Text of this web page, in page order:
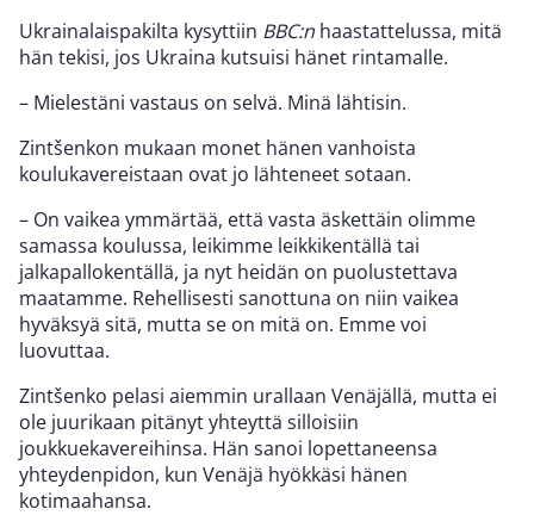
Ukrainalaispakilta kysyttiin BBC:n haastattelussa, mitä
hän tekisi, jos Ukraina kutsuisi hänet rintamalle.
– Mielestäni vastaus on selvä. Minä lähtisin.
Zintšenkon mukaan monet hänen vanhoista
koulukavereistaan ovat jo lähteneet sotaan.
– On vaikea ymmärtää, että vasta äskettäin olimme
samassa koulussa, leikimme leikkikentällä tai
jalkapallokentällä, ja nyt heidän on puolustettava
maatamme. Rehellisesti sanottuna on niin vaikea
hyväksyä sitä, mutta se on mitä on. Emme voi
luovuttaa.
Zintšenko pelasi aiemmin urallaan Venäjällä, mutta ei
ole juurikaan pitänyt yhteyttä silloisiin
joukkuekavereihinsa. Hän sanoi lopettaneensa
yhteydenpidon, kun Venäjä hyökkäsi hänen
kotimaahansa.